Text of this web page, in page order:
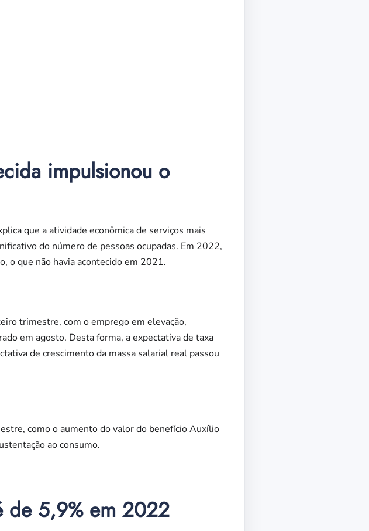
impulsionou o
que a atividade econômica de serviços mais
do número de pessoas ocupadas. Em 2022,
o que não havia acontecido em 2021.
trimestre, com o emprego em elevação,
em agosto. Desta forma, a expectativa de taxa
de crescimento da massa salarial real passou
como o aumento do valor do benefício Auxílio
ao consumo.
de 5,9% em 2022